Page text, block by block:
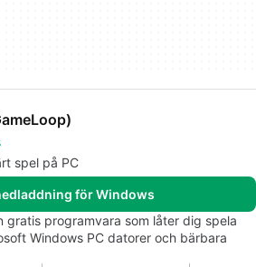
spel på PC
för Windows
gratis programvara som låter dig spela
Windows PC datorer och bärbara